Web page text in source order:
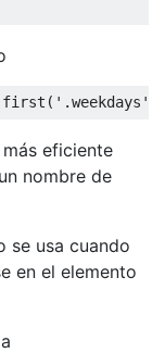
first ( '.weekdays'
eficiente
nombre de
se usa cuando
en el elemento